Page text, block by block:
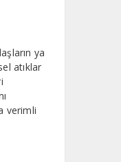
ya
atıklar
verimli